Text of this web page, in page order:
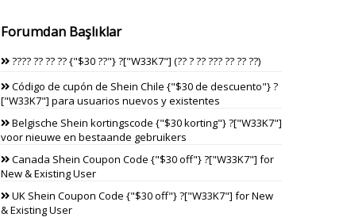
Forumdan Başlıklar
???? ?? ?? ?? {"$30 ??"} ?["W33K7"] (?? ? ?? ??? ?? ?? ??)
Código de cupón de Shein Chile {"$30 de descuento"} ?
["W33K7"] para usuarios nuevos y existentes
Belgische Shein kortingscode {"$30 korting"} ?["W33K7"]
voor nieuwe en bestaande gebruikers
Canada Shein Coupon Code {"$30 off"} ?["W33K7"] for
New & Existing User
UK Shein Coupon Code {"$30 off"} ?["W33K7"] for New
& Existing User